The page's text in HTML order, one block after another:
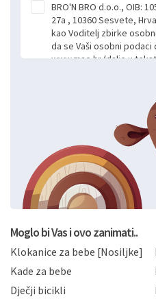
BRO'N BRO d.o.o., OIB:
27a , 10360 Sesvete,
kao Voditelj zbirke
da se Vaši osobni
www.mae.hr (dalje u
obrađeni. Prihvaćanjem
slobodno i izričito dajete
obradu Vaših osobnih
putem ovih web stranica
komunikacije na Vaš
Radi se o dobrovoljnom
Izjavu niste dužni
svoje osobne podatke u
formi/obrazaca
BRO'N BRO d.o.o. će s
postupati sukladno
privatnosti i kolačića koju
Hrvatske, a uvijek uz
sigurnosnih mjera
neovlaštenog pristupa,
gubitka ili uništenja.
Moglo bi Vas i ovo zanimati..
Klokanice za bebe [Nosiljke]
Kade za bebe
Dječji bicikli